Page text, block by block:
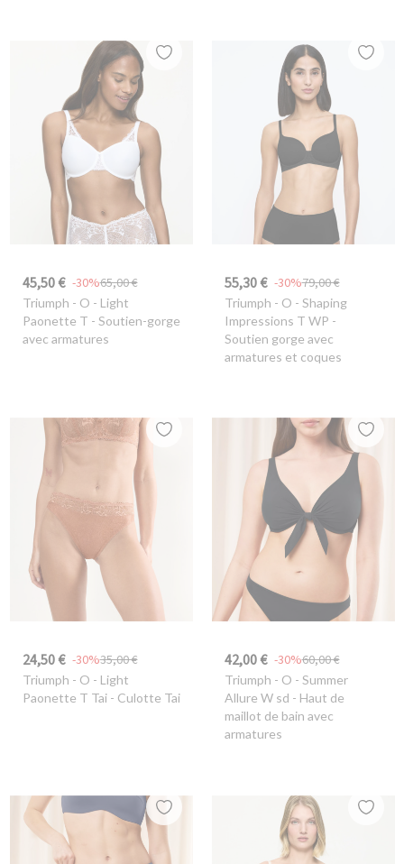
45,50 € 65,00 €
-30%
Triumph - O - Light
Paonette T - Soutien-gorge
avec armatures
55,30 € 79,00 €
-30%
Triumph - O - Shaping
Impressions T WP -
Soutien gorge avec
armatures et coques
24,50 € 35,00 €
-30%
Triumph - O - Light
Paonette T Tai - Culotte Tai
42,00 € 60,00 €
-30%
Triumph - O - Summer
Allure W sd - Haut de
maillot de bain avec
armatures